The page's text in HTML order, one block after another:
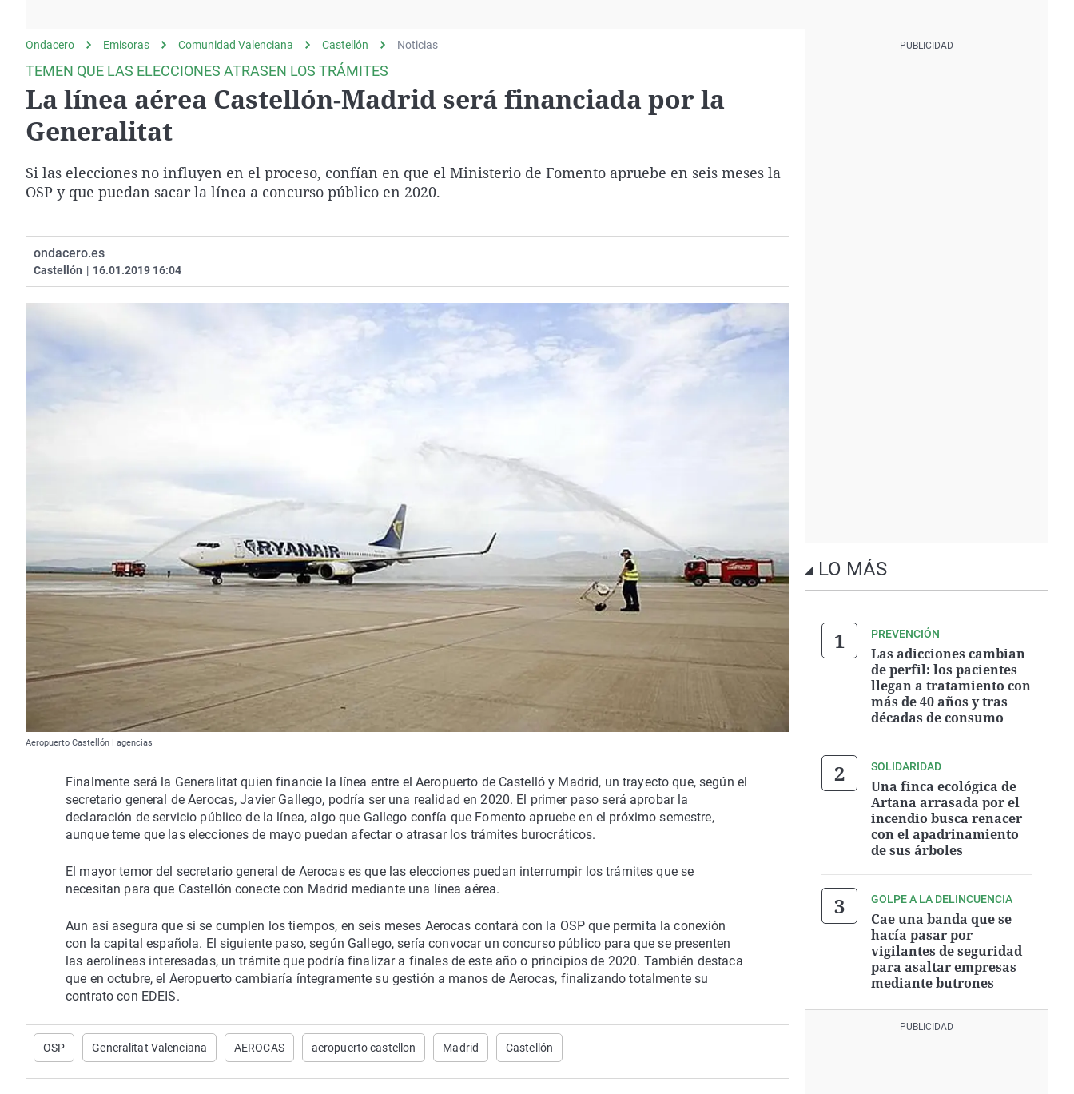
gato
Operación Viuda
Negra
Navarra
Ondacero Emisoras Comunidad Valenciana Castellón Noticias
TEMEN QUE LAS ELECCIONES ATRASEN LOS TRÁMITES
La línea aérea Castellón-Madrid será financiada por la
Generalitat
Si las elecciones no influyen en el proceso, confían en que el Ministerio de Fomento apruebe en seis meses la
OSP y que puedan sacar la línea a concurso público en 2020.
ondacero.es
Castellón | 16.01.2019 16:04
Aeropuerto Castellón | agencias
Finalmente será la Generalitat quien financie la línea entre el Aeropuerto de Castelló y Madrid, un trayecto que, según el
secretario general de Aerocas, Javier Gallego, podría ser una realidad en 2020. El primer paso será aprobar la
declaración de servicio público de la línea, algo que Gallego confía que Fomento apruebe en el próximo semestre,
aunque teme que las elecciones de mayo puedan afectar o atrasar los trámites burocráticos.
El mayor temor del secretario general de Aerocas es que las elecciones puedan interrumpir los trámites que se
necesitan para que Castellón conecte con Madrid mediante una línea aérea.
Aun así asegura que si se cumplen los tiempos, en seis meses Aerocas contará con la OSP que permita la conexión
con la capital española. El siguiente paso, según Gallego, sería convocar un concurso público para que se presenten
las aerolíneas interesadas, un trámite que podría finalizar a finales de este año o principios de 2020. También destaca
que en octubre, el Aeropuerto cambiaría íntegramente su gestión a manos de Aerocas, finalizando totalmente su
contrato con EDEIS.
OSP Generalitat Valenciana AEROCAS aeropuerto castellon Madrid Castellón
LO MÁS
PREVENCIÓN
Las adicciones cambian
de perfil: los pacientes
llegan a tratamiento con
más de 40 años y tras
décadas de consumo
SOLIDARIDAD
Una finca ecológica de
Artana arrasada por el
incendio busca renacer
con el apadrinamiento
de sus árboles
GOLPE A LA DELINCUENCIA
Cae una banda que se
hacía pasar por
vigilantes de seguridad
para asaltar empresas
mediante butrones